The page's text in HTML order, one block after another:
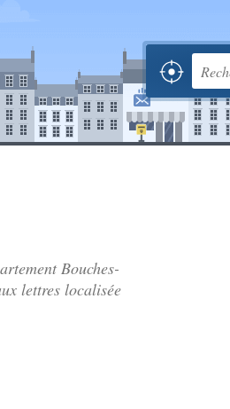
Bouches-
lettres localisée